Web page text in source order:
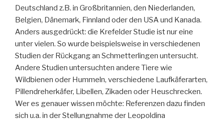
Deutschland z.B. in Großbritannien, den Niederlanden,
Belgien, Dänemark, Finnland oder den USA und Kanada.
Anders ausgedrückt: die Krefelder Studie ist nur eine
unter vielen. So wurde beispielsweise in verschiedenen
Studien der Rückgang an Schmetterlingen untersucht.
Andere Studien untersuchten andere Tiere wie
Wildbienen oder Hummeln, verschiedene Laufkäferarten,
Pillendreherkäfer, Libellen, Zikaden oder Heuschrecken.
Wer es genauer wissen möchte: Referenzen dazu finden
sich u.a. in der Stellungnahme der Leopoldina